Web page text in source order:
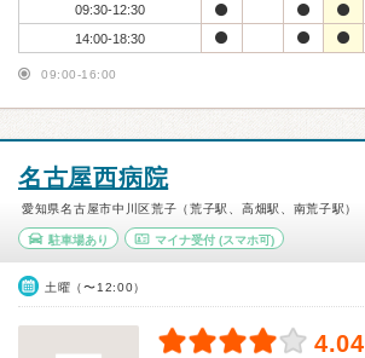
09:30-12:30
14:00-18:30
09:00-16:00
名古屋西病院
愛知県名古屋市中川区荒子（荒子駅、高畑駅、南荒子駅）
駐車場あり マイナ受付(スマホ可)
土曜（〜12:00）
4.04